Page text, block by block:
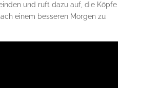
und ruft dazu auf, die Köpfe
einem besseren Morgen zu